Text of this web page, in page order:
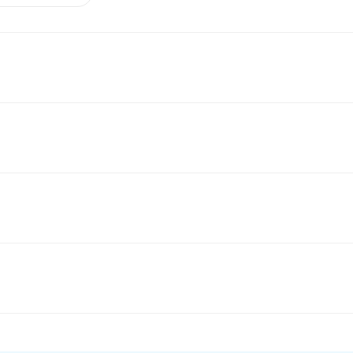
общие для всех языков, включая переменные,
эффективно использовать память, работать с
и вывод на экран, что поможет создать
программирования (ООП), изучит
программирования C#, необходимые для
создавать более сложные игры с 2D-графикой. Это
сложные игровые задачи, такие как определение
в играх, чтобы научиться управлять трёхмерными